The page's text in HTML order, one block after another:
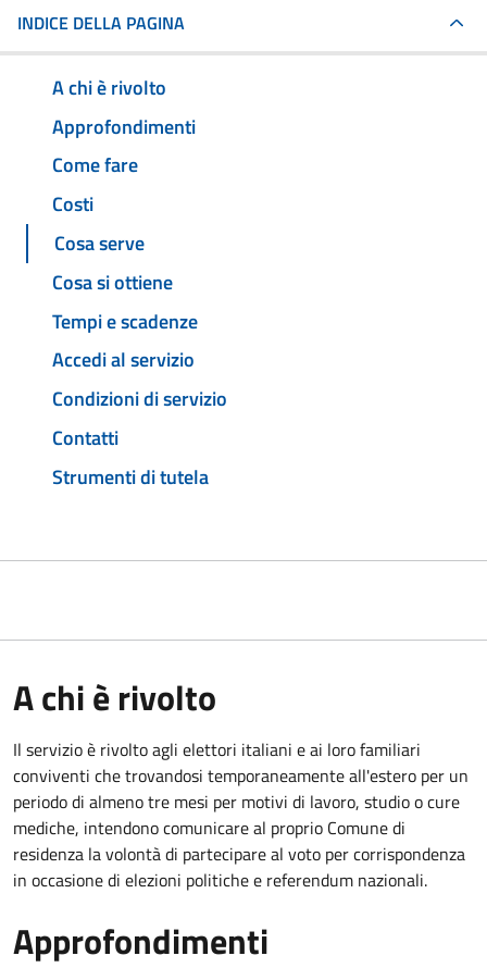
INDICE DELLA PAGINA
A chi è rivolto
Approfondimenti
Come fare
Costi
Cosa serve
Cosa si ottiene
Tempi e scadenze
Accedi al servizio
Condizioni di servizio
Contatti
Strumenti di tutela
A chi è rivolto
Il servizio è rivolto agli elettori italiani e ai loro familiari
conviventi che trovandosi temporaneamente all'estero per un
periodo di almeno tre mesi per motivi di lavoro, studio o cure
mediche, intendono comunicare al proprio Comune di
residenza la volontà di partecipare al voto per corrispondenza
in occasione di elezioni politiche e referendum nazionali.
Approfondimenti